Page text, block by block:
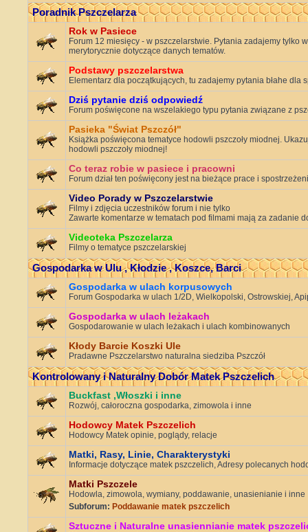
Poradnik Pszczelarza
Rok w Pasiece
Forum 12 miesięcy - w pszczelarstwie. Pytania zadajemy tylko
merytorycznie dotyczące danych tematów.
Podstawy pszczelarstwa
Elementarz dla początkujących, tu zadajemy pytania błahe dla
Dziś pytanie dziś odpowiedź
Forum poświęcone na wszelakiego typu pytania związane z
Pasieka "Świat Pszczół"
Książka poświęcona tematyce hodowli pszczoły miodnej.
hodowli pszczoły miodnej!
Co teraz robie w pasiece i pracowni
Forum dział ten poświęcony jest na bieżące prace i
Video Porady w Pszczelarstwie
Filmy i zdjęcia uczestników forum i nie tylko
Zawarte komentarze w tematach pod filmami mają za zadanie
Videoteka Pszczelarza
Filmy o tematyce pszczelarskiej
Gospodarka w Ulu , Kłodzie , Koszce, Barci
Gospodarka w ulach korpusowych
Forum Gospodarka w ulach 1/2D, Wielkopolski, Ostrowskiej,
Gospodarka w ulach leżakach
Gospodarowanie w ulach leżakach i ulach kombinowanych
Kłody Barcie Koszki Ule
Pradawne Pszczelarstwo naturalna siedziba Pszczół
Kontrolowany i Naturalny Dobór Matek Pszczelich
Buckfast ,Włoszki i inne
Rozwój, całoroczna gospodarka, zimowola i inne
Hodowcy Matek Pszczelich
Hodowcy Matek opinie, poglądy, relacje
Matki, Rasy, Linie, Charakterystyki
Informacje dotyczące matek pszczelich, Adresy polecanych
Matki Pszczele
Hodowla, zimowola, wymiany, poddawanie, unasienianie i inne
Subforum: Poddawanie matek pszczelich
Sztuczne i Naturalne unasiennianie matek